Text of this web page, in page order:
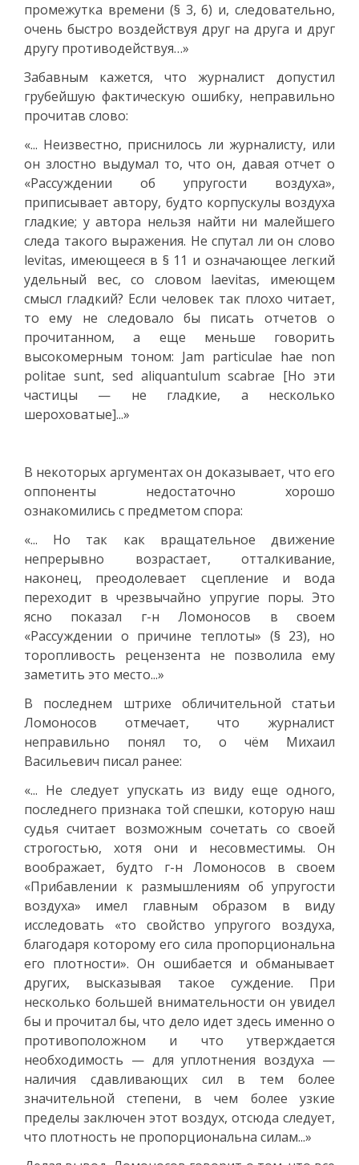
промежутка времени (§ 3, 6) и, следовательно,
очень быстро воздействуя друг на друга и друг
другу противодействуя…»
Забавным кажется, что журналист допустил
грубейшую фактическую ошибку, неправильно
прочитав слово:
«... Неизвестно, приснилось ли журналисту, или
он злостно выдумал то, что он, давая отчет о
«Рассуждении об упругости воздуха»,
приписывает автору, будто корпускулы воздуха
гладкие; у автора нельзя найти ни малейшего
следа такого выражения. Не спутал ли он слово
levitas, имеющееся в § 11 и означающее легкий
удельный вес, со словом laevitas, имеющем
смысл гладкий? Если человек так плохо читает,
то ему не следовало бы писать отчетов о
прочитанном, а еще меньше говорить
высокомерным тоном: Jam particulae hae non
politae sunt, sed aliquantulum scabrae [Но эти
частицы — не гладкие, а несколько
шероховатые]...»
В некоторых аргументах он доказывает, что его
оппоненты недостаточно хорошо
ознакомились с предметом спора:
«... Но так как вращательное движение
непрерывно возрастает, отталкивание,
наконец, преодолевает сцепление и вода
переходит в чрезвычайно упругие поры. Это
ясно показал г-н Ломоносов в своем
«Рассуждении о причине теплоты» (§ 23), но
торопливость рецензента не позволила ему
заметить это место...»
В последнем штрихе обличительной статьи
Ломоносов отмечает, что журналист
неправильно понял то, о чём Михаил
Васильевич писал ранее:
«... Не следует упускать из виду еще одного,
последнего признака той спешки, которую наш
судья считает возможным сочетать со своей
строгостью, хотя они и несовместимы. Он
воображает, будто г-н Ломоносов в своем
«Прибавлении к размышлениям об упругости
воздуха» имел главным образом в виду
исследовать «то свойство упругого воздуха,
благодаря которому его сила пропорциональна
его плотности». Он ошибается и обманывает
других, высказывая такое суждение. При
несколько большей внимательности он увидел
бы и прочитал бы, что дело идет здесь именно о
противоположном и что утверждается
необходимость — для уплотнения воздуха —
наличия сдавливающих сил в тем более
значительной степени, в чем более узкие
пределы заключен этот воздух, отсюда следует,
что плотность не пропорциональна силам...»